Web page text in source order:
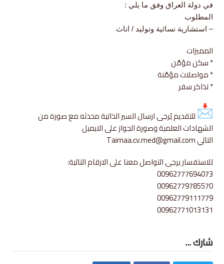
في دولة العراق وفق ما يلي :
المطلوب
– استشارية نسائية وتوليد / اناث
المميزات
* سكن مؤمَّن
* مواصلات مؤمَّنة
* تذاكر سفر
للتقديم يُرجى ارسال السير الذاتية محدثه مع صورة من
الشهادات العلمية وصورة الجواز على الايميل
التاليTaimaa.cv.med@gmail.com
للاستفسار يرجى التواصل معنا على الارقام التالية:
00962777694073
00962779785570
00962779111779
00962771013131
شارك ...